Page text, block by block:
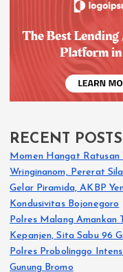
RECENT POSTS
Momen Hangat Ratusan
Wringinanom, Pererat
Gelar Piramida, AKBP
Kondusivitas Bojonegoro
Polres Malang Amankan
Kepanjen, Sita Sabu 96
Polres Probolinggo
Gunung Bromo